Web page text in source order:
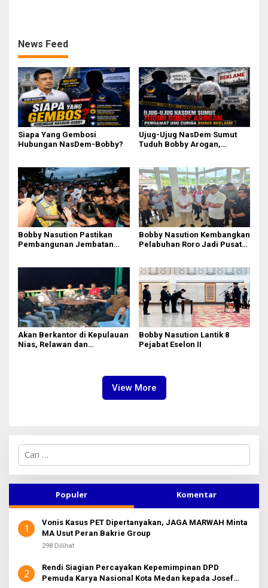
News Feed
Siapa Yang Gembosi
Hubungan NasDem-Bobby?
Ujug-Ujug NasDem Sumut
Tuduh Bobby Arogan,
Bobby Nasution Pastikan
Pembangunan Jembatan
Bobby Nasution Kembangkan
Pelabuhan Roro Jadi Pusat
Akan Berkantor di Kepulauan
Nias, Relawan dan
Bobby Nasution Lantik 8
Pejabat Eselon II
View More
C
i
n
u
k
Populer Komentar
1
Vonis Kasus PET Dipertanyakan, JAGA MARWAH Minta
MA Usut Peran Bakrie Group
298 Dilihat
2
Rendi Siagian Percayakan Kepemimpinan DPD
Pemuda Karya Nasional Kota Medan kepada Josef